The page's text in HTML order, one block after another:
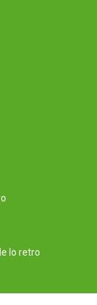
lo retro